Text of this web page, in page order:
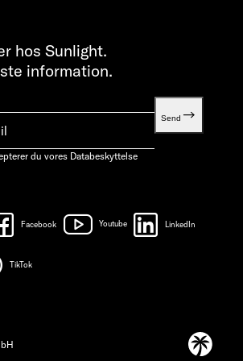
hos Sunlight.
information.
Send
du vores Databeskyttelse
Facebook Youtube LinkedIn
TikTok